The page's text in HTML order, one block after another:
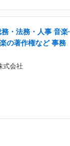
・法務・人事 音楽·
の著作権など 事務
式会社